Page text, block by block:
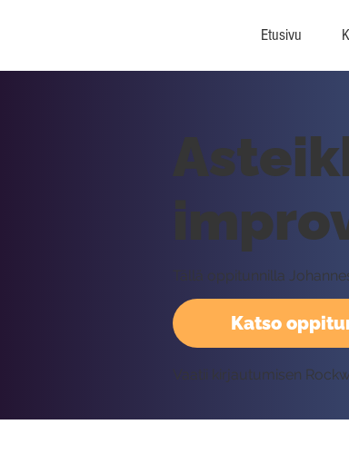
Etusivu
Katso
Tällä oppitunnilla
Vaatii kirjautumisen